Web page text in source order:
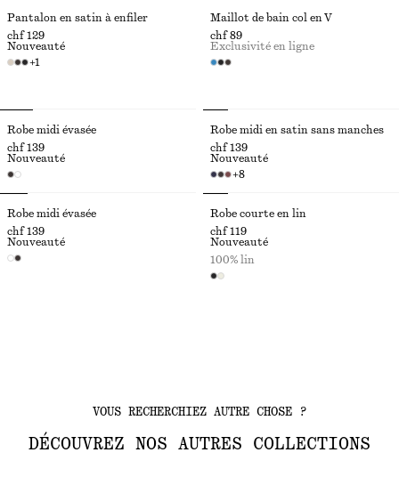
Pantalon en satin à enfiler
chf 129
+1
Nouveauté
Maillot de bain col en V
chf 89
Exclusivité en ligne
Robe midi évasée
chf 139
Nouveauté
Robe midi en satin sans manches
chf 139
+8
Nouveauté
Robe midi évasée
chf 139
Nouveauté
Robe courte en lin
chf 119
Nouveauté
100% lin
VOUS RECHERCHIEZ AUTRE CHOSE ?
DÉCOUVREZ NOS AUTRES COLLECTIONS